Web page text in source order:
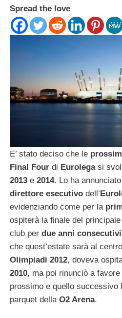
Spread the love
E’ stato deciso che le
Final Four di Eurolegasi
2013 e 2014. Lo ha
direttore esecutivo dell’
evidenziando come per la
ospiterà la finale del
club per due anni consecutivi
che quest’estate sarà al
Olimpiadi 2012, doveva
2010, ma poi rinunciò a favore
prossimo e quello successivo
parquet della O2 Arena.